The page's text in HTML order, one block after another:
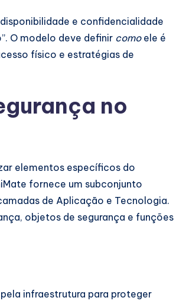
e confidencialidade
O modelo deve definir comoele é
físico e estratégias de
no
elementos específicos do
fornece um subconjunto
de Aplicação e Tecnologia.
objetos de segurança e funções
infraestrutura para proteger